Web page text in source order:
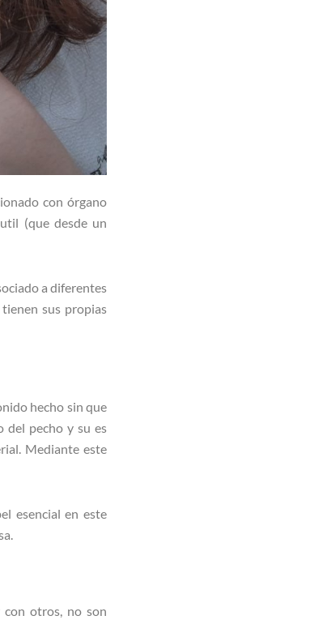
con órgano
(que desde un
a diferentes
sus propias
hecho sin que
del pecho y su es
Mediante este
esencial en este
con otros, no son